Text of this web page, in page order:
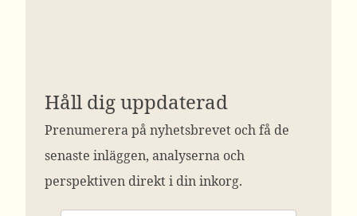
Håll dig uppdaterad
Prenumerera på nyhetsbrevet och få de
senaste inläggen, analyserna och
perspektiven direkt i din inkorg.